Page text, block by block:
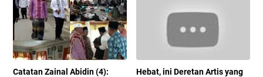
Catatan Zainal Abidin (4):
Hebat, ini Deretan Artis yang